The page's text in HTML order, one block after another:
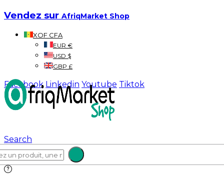
Vendez sur AfriqMarket Shop
XOF CFA
EUR €
USD $
GBP £
Facebook Linkedin Youtube Tiktok
Search